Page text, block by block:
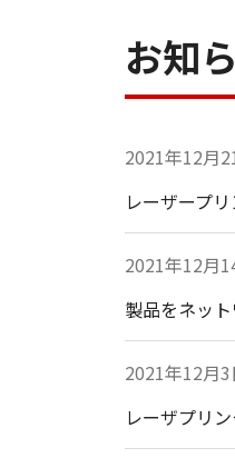
お知
2021年12月
レーザープ
2021年12月
製品をネッ
2021年12月3
レーザプリ